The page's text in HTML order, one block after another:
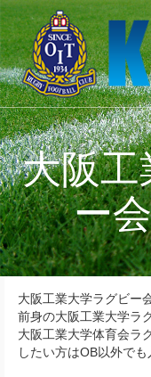
大阪工
ー
大阪工業大学ラグビー
前身の大阪工業大学ラ
大阪工業大学体育会ラ
したい方はOB以外で